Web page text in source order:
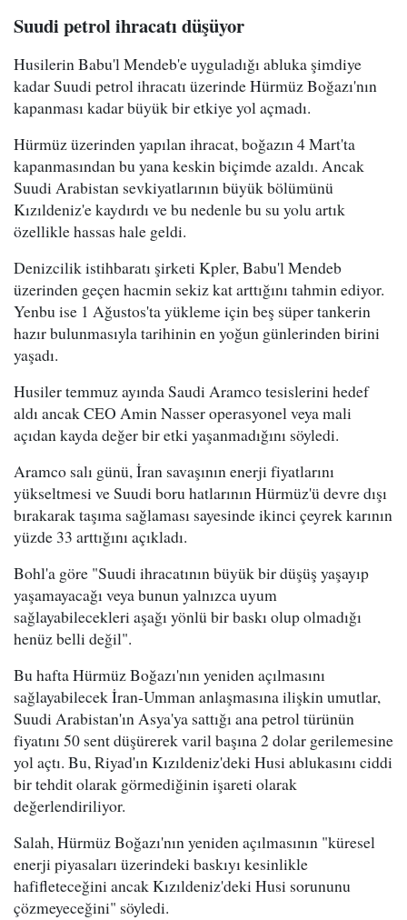
Suudi petrol ihracatı düşüyor
Husilerin Babu'l Mendeb'e uyguladığı abluka şimdiye
kadar Suudi petrol ihracatı üzerinde Hürmüz Boğazı'nın
kapanması kadar büyük bir etkiye yol açmadı.
Hürmüz üzerinden yapılan ihracat, boğazın 4 Mart'ta
kapanmasından bu yana keskin biçimde azaldı. Ancak
Suudi Arabistan sevkiyatlarının büyük bölümünü
Kızıldeniz'e kaydırdı ve bu nedenle bu su yolu artık
özellikle hassas hale geldi.
Denizcilik istihbaratı şirketi Kpler, Babu'l Mendeb
üzerinden geçen hacmin sekiz kat arttığını tahmin ediyor.
Yenbu ise 1 Ağustos'ta yükleme için beş süper tankerin
hazır bulunmasıyla tarihinin en yoğun günlerinden birini
yaşadı.
Husiler temmuz ayında Saudi Aramco tesislerini hedef
aldı ancak CEO Amin Nasser operasyonel veya mali
açıdan kayda değer bir etki yaşanmadığını söyledi.
Aramco salı günü, İran savaşının enerji fiyatlarını
yükseltmesi ve Suudi boru hatlarının Hürmüz'ü devre dışı
bırakarak taşıma sağlaması sayesinde ikinci çeyrek karının
yüzde 33 arttığını açıkladı.
Bohl'a göre "Suudi ihracatının büyük bir düşüş yaşayıp
yaşamayacağı veya bunun yalnızca uyum
sağlayabilecekleri aşağı yönlü bir baskı olup olmadığı
henüz belli değil".
Bu hafta Hürmüz Boğazı'nın yeniden açılmasını
sağlayabilecek İran-Umman anlaşmasına ilişkin umutlar,
Suudi Arabistan'ın Asya'ya sattığı ana petrol türünün
fiyatını 50 sent düşürerek varil başına 2 dolar gerilemesine
yol açtı. Bu, Riyad'ın Kızıldeniz'deki Husi ablukasını ciddi
bir tehdit olarak görmediğinin işareti olarak
değerlendiriliyor.
Salah, Hürmüz Boğazı'nın yeniden açılmasının "küresel
enerji piyasaları üzerindeki baskıyı kesinlikle
hafifleteceğini ancak Kızıldeniz'deki Husi sorununu
çözmeyeceğini" söyledi.